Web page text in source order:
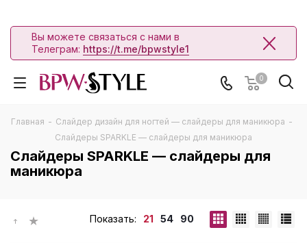
Вы можете связаться с нами в
Телеграм: https://t.me/bpwstyle1
0
Главная - Слайдер дизайн для ногтей — слайдеры для маникюра -
Слайдеры SPARKLE — слайдеры для маникюра
Слайдеры SPARKLE — слайдеры для
маникюра
Показать: 21 54 90